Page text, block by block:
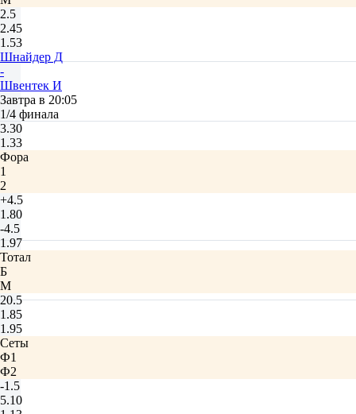
2.5
2.45
1.53
Шнайдер Д
-
Швентек И
Завтра в 20:05
1/4 финала
3.30
1.33
Фора
1
2
+4.5
1.80
-4.5
1.97
Тотал
Б
М
20.5
1.85
1.95
Сеты
Ф1
Ф2
-1.5
5.10